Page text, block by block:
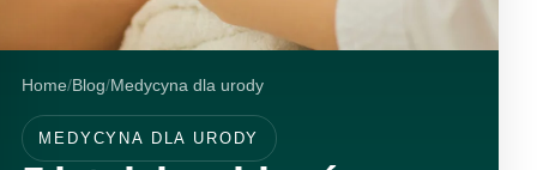
Home Blog Medycyna dla urody
MEDYCYNA DLA URODY